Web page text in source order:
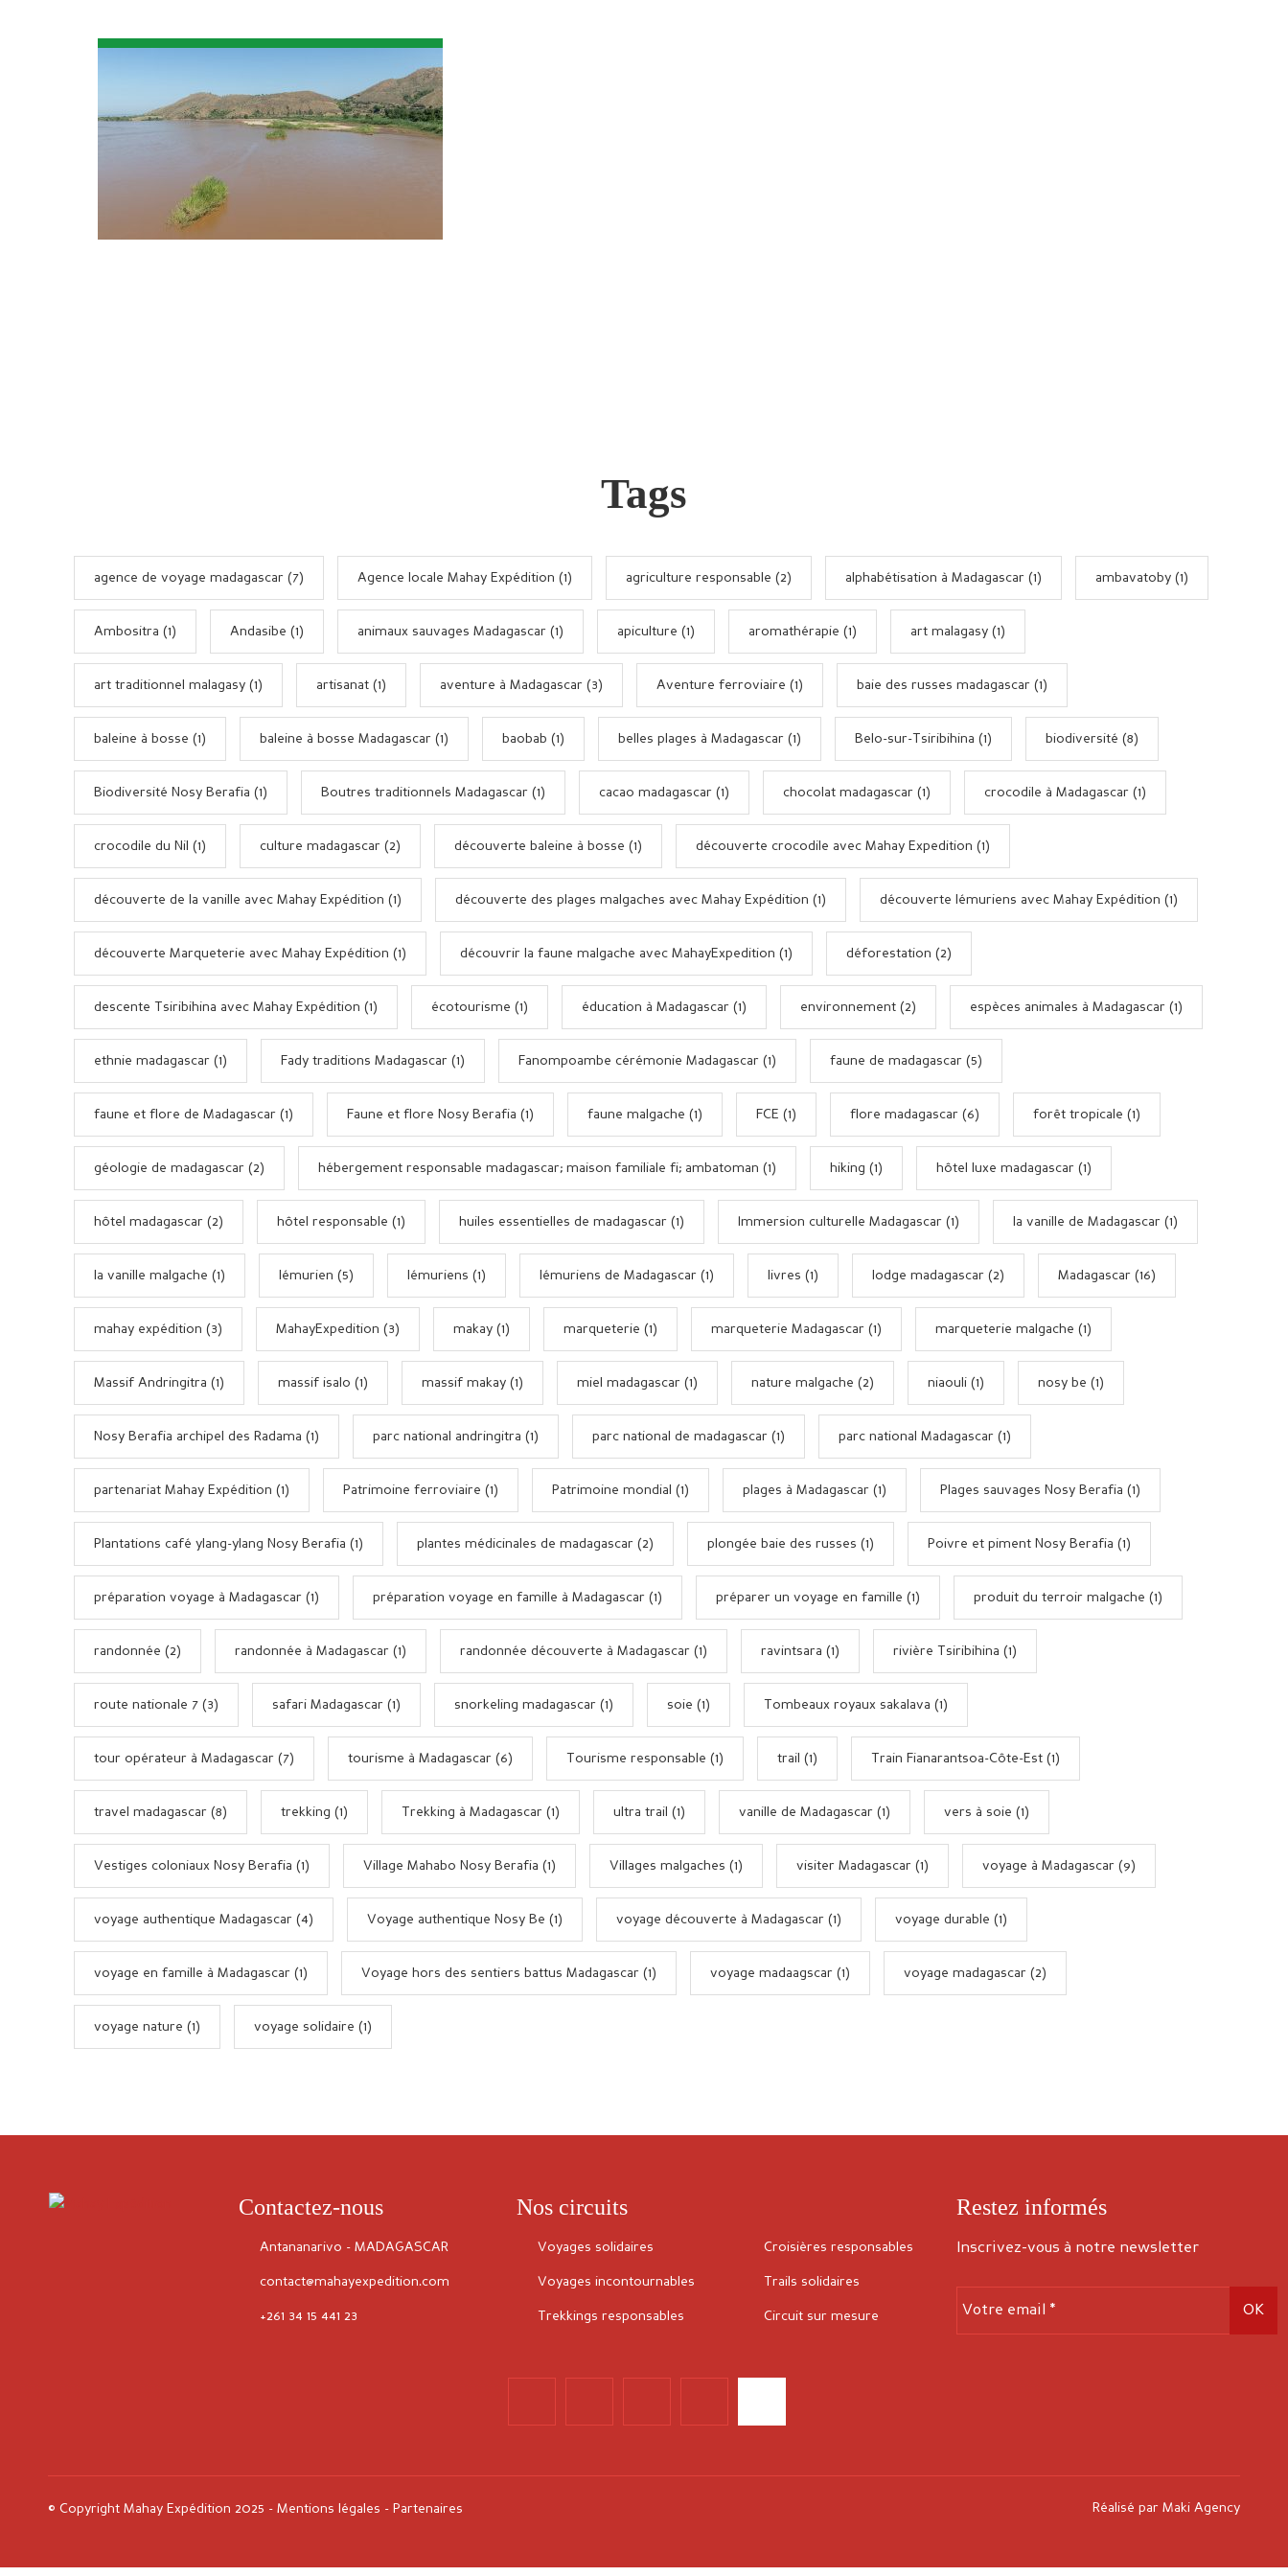
Tags
agence de voyage madagascar (7) Agence locale Mahay Expédition (1) agriculture responsable (2) alphabétisation à Madagascar (1) ambavatoby (1)
Ambositra (1) Andasibe (1) animaux sauvages Madagascar (1) apiculture (1) aromathérapie (1) art malagasy (1)
art traditionnel malagasy (1) artisanat (1) aventure à Madagascar (3) Aventure ferroviaire (1) baie des russes madagascar (1)
baleine à bosse (1) baleine à bosse Madagascar (1) baobab (1) belles plages à Madagascar (1) Belo-sur-Tsiribihina (1) biodiversité (8)
Biodiversité Nosy Berafia (1) Boutres traditionnels Madagascar (1) cacao madagascar (1) chocolat madagascar (1) crocodile à Madagascar (1)
crocodile du Nil (1) culture madagascar (2) découverte baleine à bosse (1) découverte crocodile avec Mahay Expedition (1)
découverte de la vanille avec Mahay Expédition (1) découverte des plages malgaches avec Mahay Expédition (1) découverte lémuriens avec Mahay Expédition (1)
découverte Marqueterie avec Mahay Expédition (1) découvrir la faune malgache avec MahayExpedition (1) déforestation (2)
descente Tsiribihina avec Mahay Expédition (1) écotourisme (1) éducation à Madagascar (1) environnement (2) espèces animales à Madagascar (1)
ethnie madagascar (1) Fady traditions Madagascar (1) Fanompoambe cérémonie Madagascar (1) faune de madagascar (5)
faune et flore de Madagascar (1) Faune et flore Nosy Berafia (1) faune malgache (1) FCE (1) flore madagascar (6) forêt tropicale (1)
géologie de madagascar (2) hébergement responsable madagascar; maison familiale fi; ambatoman (1) hiking (1) hôtel luxe madagascar (1)
hôtel madagascar (2) hôtel responsable (1) huiles essentielles de madagascar (1) Immersion culturelle Madagascar (1) la vanille de Madagascar (1)
la vanille malgache (1) lémurien (5) lémuriens (1) lémuriens de Madagascar (1) livres (1) lodge madagascar (2) Madagascar (16)
mahay expédition (3) MahayExpedition (3) makay (1) marqueterie (1) marqueterie Madagascar (1) marqueterie malgache (1)
Massif Andringitra (1) massif isalo (1) massif makay (1) miel madagascar (1) nature malgache (2) niaouli (1) nosy be (1)
Nosy Berafia archipel des Radama (1) parc national andringitra (1) parc national de madagascar (1) parc national Madagascar (1)
partenariat Mahay Expédition (1) Patrimoine ferroviaire (1) Patrimoine mondial (1) plages à Madagascar (1) Plages sauvages Nosy Berafia (1)
Plantations café ylang-ylang Nosy Berafia (1) plantes médicinales de madagascar (2) plongée baie des russes (1) Poivre et piment Nosy Berafia (1)
préparation voyage à Madagascar (1) préparation voyage en famille à Madagascar (1) préparer un voyage en famille (1) produit du terroir malgache (1)
randonnée (2) randonnée à Madagascar (1) randonnée découverte à Madagascar (1) ravintsara (1) rivière Tsiribihina (1)
route nationale 7 (3) safari Madagascar (1) snorkeling madagascar (1) soie (1) Tombeaux royaux sakalava (1)
tour opérateur à Madagascar (7) tourisme à Madagascar (6) Tourisme responsable (1) trail (1) Train Fianarantsoa-Côte-Est (1)
travel madagascar (8) trekking (1) Trekking à Madagascar (1) ultra trail (1) vanille de Madagascar (1) vers à soie (1)
Vestiges coloniaux Nosy Berafia (1) Village Mahabo Nosy Berafia (1) Villages malgaches (1) visiter Madagascar (1) voyage à Madagascar (9)
voyage authentique Madagascar (4) Voyage authentique Nosy Be (1) voyage découverte à Madagascar (1) voyage durable (1)
voyage en famille à Madagascar (1) Voyage hors des sentiers battus Madagascar (1) voyage madaagscar (1) voyage madagascar (2)
voyage nature (1) voyage solidaire (1)
Contactez-nous
Antananarivo - MADAGASCAR
contact@mahayexpedition.com
+261 34 15 441 23
Nos circuits
Voyages solidaires
Voyages incontournables
Trekkings responsables
Croisières responsables
Trails solidaires
Circuit sur mesure
Restez informés
Inscrivez-vous à notre newsletter
© Copyright Mahay Expédition 2025 - Mentions légales - Partenaires Réalisé par Maki Agency